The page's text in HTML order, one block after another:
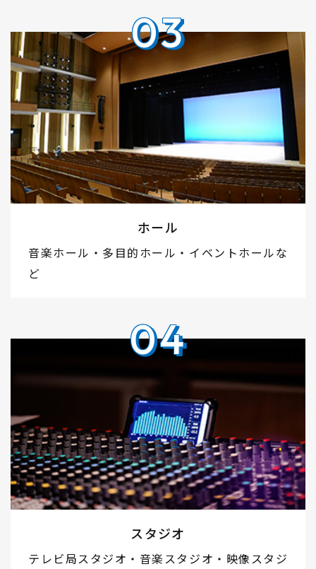
03
03
ホール
音楽ホール・多目的ホール・イベントホールな
ど
04
04
スタジオ
テレビ局スタジオ・音楽スタジオ・映像スタジ